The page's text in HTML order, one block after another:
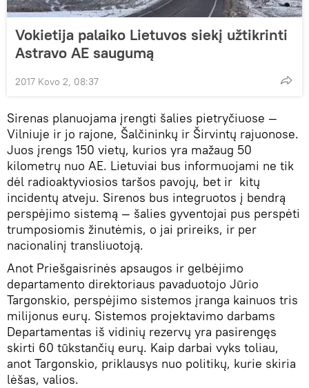
Vokietija palaiko Lietuvos siekį užtikrinti
Astravo AE saugumą
2017 Kovo 2, 08:37
Sirenas planuojama įrengti šalies pietryčiuose —
Vilniuje ir jo rajone, Šalčininkų ir Širvintų rajuonose.
Juos įrengs 150 vietų, kurios yra mažaug 50
kilometrų nuo AE. Lietuviai bus informuojami ne tik
dėl radioaktyviosios taršos pavojų, bet ir kitų
incidentų atveju. Sirenos bus integruotos į bendrą
perspėjimo sistemą — šalies gyventojai pus perspėti
trumposiomis žinutėmis, o jai prireiks, ir per
nacionalinį transliuotoją.
Anot Priešgaisrinės apsaugos ir gelbėjimo
departamento direktoriaus pavaduotojo Jūrio
Targonskio, perspėjimo sistemos įranga kainuos tris
milijonus eurų. Sistemos projektavimo darbams
Departamentas iš vidinių rezervų yra pasirengęs
skirti 60 tūkstančių eurų. Kaip darbai vyks toliau,
anot Targonskio, priklausys nuo politikų, kurie skiria
lėšas, valios.